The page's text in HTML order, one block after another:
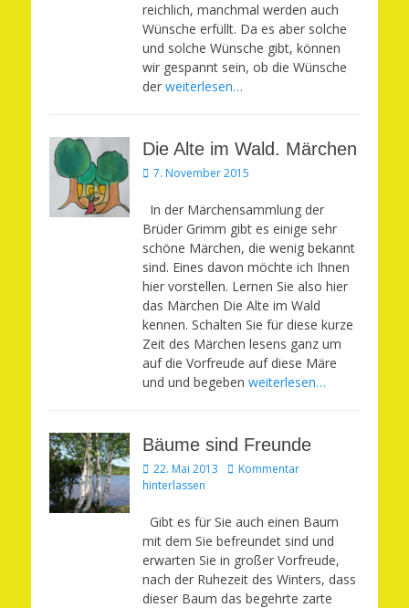
reichlich, manchmal werden auch
Wünsche erfüllt. Da es aber solche
und solche Wünsche gibt, können
wir gespannt sein, ob die Wünsche
der weiterlesen…
Die Alte im Wald. Märchen
Veröffentlicht
7. November 2015
In der Märchensammlung der
Brüder Grimm gibt es einige sehr
schöne Märchen, die wenig bekannt
sind. Eines davon möchte ich Ihnen
hier vorstellen. Lernen Sie also hier
das Märchen Die Alte im Wald
kennen. Schalten Sie für diese kurze
Zeit des Märchen lesens ganz um
auf die Vorfreude auf diese Märe
und und begeben weiterlesen…
Bäume sind Freunde
Veröffentlicht
am
22. Mai 2013
Kommentar
hinterlassen
Gibt es für Sie auch einen Baum
mit dem Sie befreundet sind und
erwarten Sie in großer Vorfreude,
nach der Ruhezeit des Winters, dass
dieser Baum das begehrte zarte